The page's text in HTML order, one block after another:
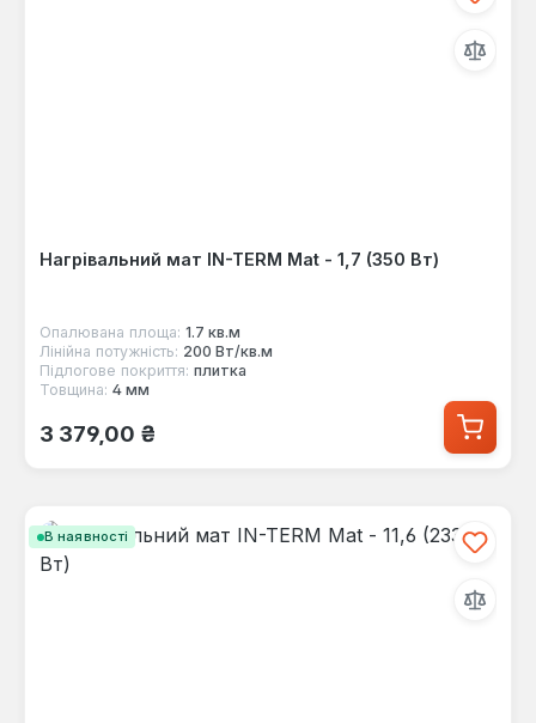
Нагрівальний мат IN-TERM Mat - 1,7 (350 Вт)
Опалювана площа: 1.7 кв.м
Лінійна потужність: 200 Вт/кв.м
Підлогове покриття: плитка
Товщина: 4 мм
Звичайна ціна:
3 379,00 ₴
В наявності